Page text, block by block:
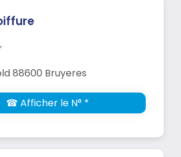
88600 Bruyeres
☎ Afficher le N° *